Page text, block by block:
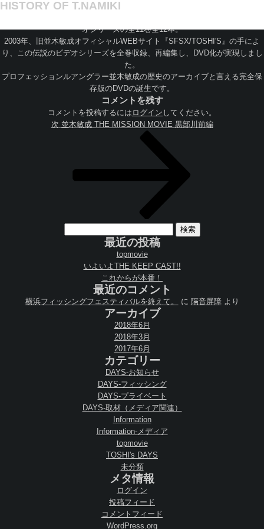
HISTORY OF T.NAMIKI
オシリーズの全11巻全12本。
2003年、旧並木敏成オフィシャルWEBサイト『SFSX/TOSHI'S』の手によ
り、この伝説のビデオシリーズを全巻収録、再編集し、DVD化が実現しまし
た。
プロフェッションルアングラー並木敏成の歴史のアーカイブと言える完全保
存版のDVDの誕生です。
コメントを残す
コメントを投稿するには ログイン してください。
次
次 並木敏成 THE MISSION MOVIE 黒部川前編
最近の投稿
topmovie
いよいよTHE KEEP CAST!!
これからが本番！
最近のコメント
横浜フィッシングフェスティバルを終えて。 に 隔音屏障より
アーカイブ
2018年6月
2018年3月
2017年6月
カテゴリー
DAYS-お知らせ
DAYS-フィッシング
DAYS-プライベート
DAYS-取材（メディア関連）
Information
Information-メディア
topmovie
TOSHI's DAYS
未分類
メタ情報
ログイン
投稿フィード
コメントフィード
WordPress.org